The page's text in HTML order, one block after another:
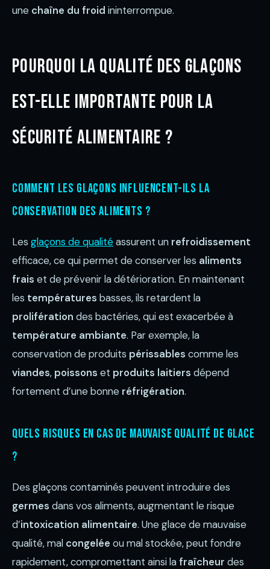
une chaîne du froid ininterrompue.
Pourquoi la qualité des glaçons
est-elle importante pour la
sécurité alimentaire ?
Comment les glaçons influencent-ils la
conservation des aliments ?
Les glaçons de qualitéassurent un refroidissement
efficace, ce qui permet de conserver les aliments
frais et de prévenir la détérioration. En maintenant
les températures basses, ils retardent la
prolifération des bactéries, qui est exacerbée à
température ambiante. Par exemple, la
conservation de produits périssables comme les
viandes, poissons et produits laitiers dépend
fortement d’une bonne réfrigération.
Quels risques en cas de mauvaise qualité de glace
?
Des glaçons contaminés peuvent introduire des
germes dans vos aliments, augmentant le risque
d’intoxication alimentaire. Une glace de mauvaise
qualité, mal congelée ou mal stockée, peut fondre
rapidement, compromettant ainsi lafraîcheur des